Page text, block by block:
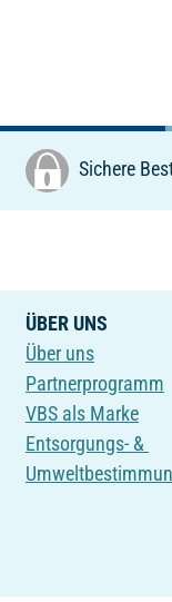
Sichere
ÜBER UNS
Über uns
Partnerprogramm
VBS als Marke
Entsorgungs- &